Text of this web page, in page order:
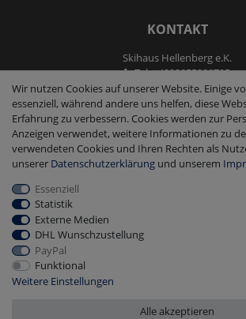
KONTAKT
Skihaus Hellenberg e.K.
Tel: +4933855200795
Fax: +4933855200793
kontakt@ski-andmore.de
2026 Skihaus Hellenberg e.K.
*Alle Preise inkl. MwSt., zzgl.
Wir nutzen Cookies auf unserer Website. Einige
essenziell, während andere uns helfen, diese
Erfahrung zu verbessern. Cookies werden zur
Anzeigen verwendet, weitere Informationen zu
verwendeten Cookies und Ihren Rechten als
unserer Daten­schutz­erklärung und unserem
Essenziell
Statistik
Externe Medien
DHL Wunschzustellung
PayPal
Funktional
Weitere Einstellungen
Alle akzeptieren